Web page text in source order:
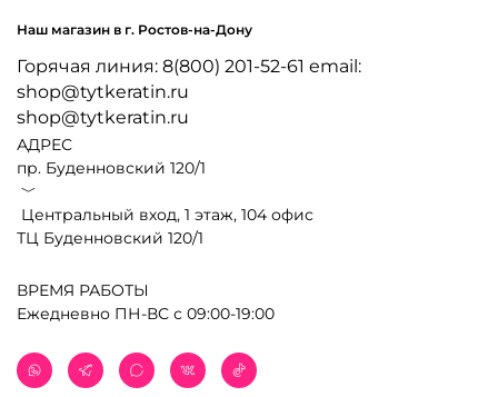
Наш магазин в г. Ростов-на-Дону
Горячая линия: 8(800) 201-52-61 email:
shop@tytkeratin.ru
shop@tytkeratin.ru
АДРЕС
пр. Буденновский 120/1
﹀
Центральный вход, 1 этаж, 104 офис
ТЦ Буденновский 120/1
ВРЕМЯ РАБОТЫ
Ежедневно ПН-ВС с 09:00-19:00